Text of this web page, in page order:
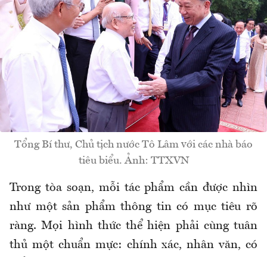
Tổng Bí thư, Chủ tịch nước Tô Lâm với các nhà báo
tiêu biểu. Ảnh: TTXVN
Trong tòa soạn, mỗi tác phẩm cần được nhìn
như một sản phẩm thông tin có mục tiêu rõ
ràng. Mọi hình thức thể hiện phải cùng tuân
thủ một chuẩn mực: chính xác, nhân văn, có